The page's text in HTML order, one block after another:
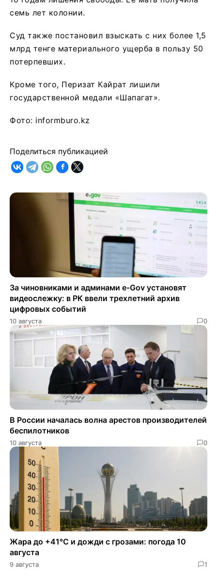
семь лет колонии.
Суд также постановил взыскать с них более 1,5
млрд тенге материального ущерба в пользу 50
потерпевших.
Кроме того, Перизат Кайрат лишили
государственной медали «Шапагат».
Фото: informburo.kz
Поделиться публикацией
За чиновниками и админами e-Gov установят
видеослежку: в РК ввели трехлетний архив
цифровых событий
10 августа 0
В России началась волна арестов производителей
беспилотников
10 августа 0
Жара до +41°C и дожди с грозами: погода 10
августа
9 августа 1